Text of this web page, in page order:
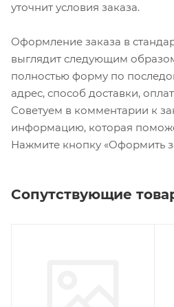
уточнит условия заказа.
Оформление заказа в
выглядит следующим
полностью форму по
адрес, способ доставки,
Советуем в комментарии к
информацию, которая
Нажмите кнопку «Оформить
Сопутствующие